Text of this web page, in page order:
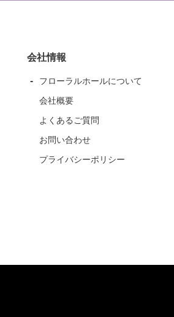
会社情報
フローラルホールについて
会社概要
よくあるご質問
お問い合わせ
プライバシーポリシー